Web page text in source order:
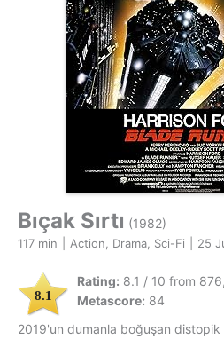
Bıçak Sırtı (1982)
117 min Action, Drama, Sci-Fi 25
8.1
Rating: 8.1 / 10 from
Metascore: 84
2019'un dumanla boğuşan distopik